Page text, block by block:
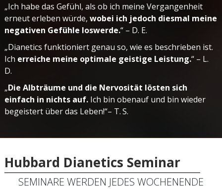
„Ich habe das Gefühl, als ob ich meine Vergangenheit
erneut erleben würde, wobei ich jedoch diesmal meine
negativen Gefühle loswerde.“ – D. E.
„Dianetics funktioniert genau so, wie es beschrieben ist.
Ich erreiche meine optimale geistige Leistung.“ – L.
D.
„Die Albträume und die Nervosität lösten sich
einfach in nichts auf. Ich bin obenauf und bin wieder
begeistert über das Leben!“– T. S.
Hubbard Dianetics Seminar
SEMINARE WERDEN JEDES WOCHENENDE